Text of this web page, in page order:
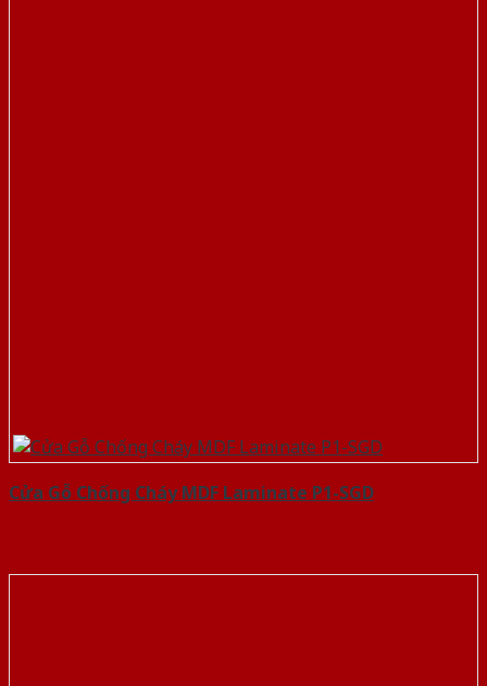
Cửa Gỗ Chống Cháy MDF Laminate P1-SGD